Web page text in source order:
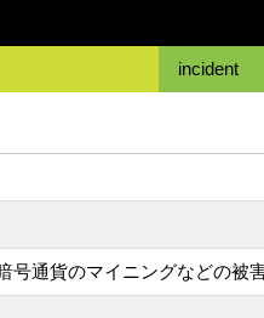
incident
号通貨のマイニングなどの被